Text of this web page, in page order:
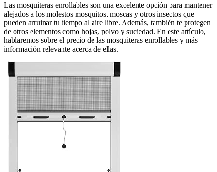
Las mosquiteras enrollables son una excelente opción para mantener
alejados a los molestos mosquitos, moscas y otros insectos que
pueden arruinar tu tiempo al aire libre. Además, también te protegen
de otros elementos como hojas, polvo y suciedad. En este artículo,
hablaremos sobre el precio de las mosquiteras enrollables y más
información relevante acerca de ellas.